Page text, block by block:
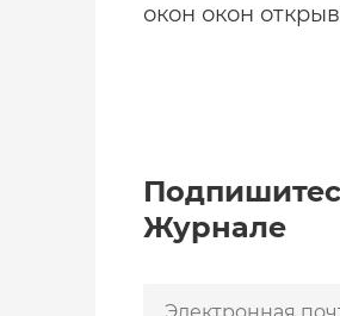
окон окон
Журнале